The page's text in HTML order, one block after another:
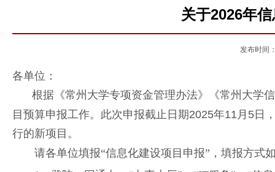
关于2026年
发布时间
各单位：
根据《常州大学专项资金管理办法》《常州大学
目预算申报工作。此次申报截止日期2025年11月5日
行的新项目。
请各单位填报“信息化建设项目申报”，填报方式